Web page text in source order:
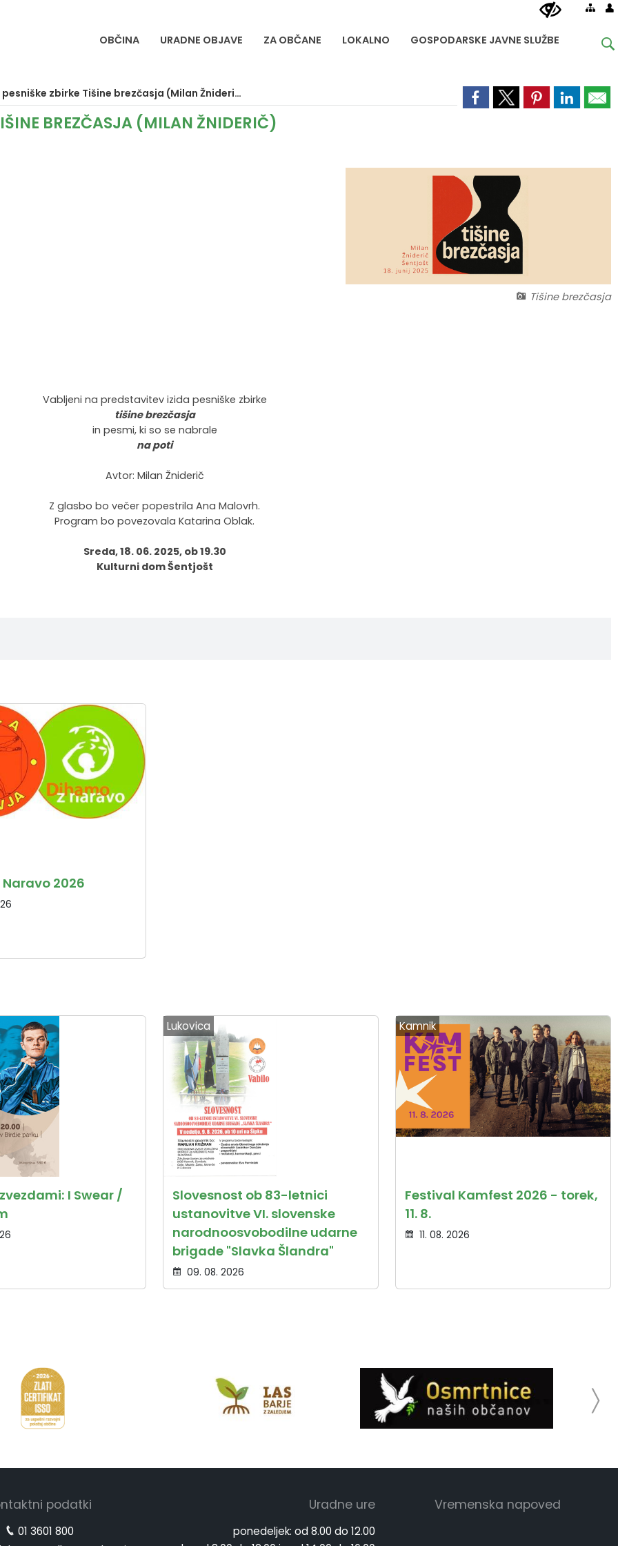
OBČINA URADNE OBJAVE ZA OBČANE LOKALNO GOSPODARSKE JAVNE SLUŽBE
zbirke Tišine brezčasja (Milan Žniderič)
BREZČASJA (MILAN ŽNIDERIČ)
Tišine brezčasja
Vabljeni na predstavitev izida pesniške zbirke
tišine brezčasja
in pesmi, ki so se nabrale
na poti
Avtor: Milan Žniderič
Z glasbo bo večer popestrila Ana Malovrh.
Program bo povezovala Katarina Oblak.
Sreda, 18. 06. 2025, ob 19.30
Kulturni dom Šentjošt
2026
I Swear /
Lukovica
Slovesnost ob 83-letnici
ustanovitve VI. slovenske
narodnoosvobodilne udarne
brigade "Slavka Šlandra"
09. 08. 2026
Kamnik
Festival Kamfest 2026 - torek,
11. 8.
11. 08. 2026
podatki
01 3601 800
Uradne ure
ponedeljek: od 8.00 do 12.00
Vremenska napoved